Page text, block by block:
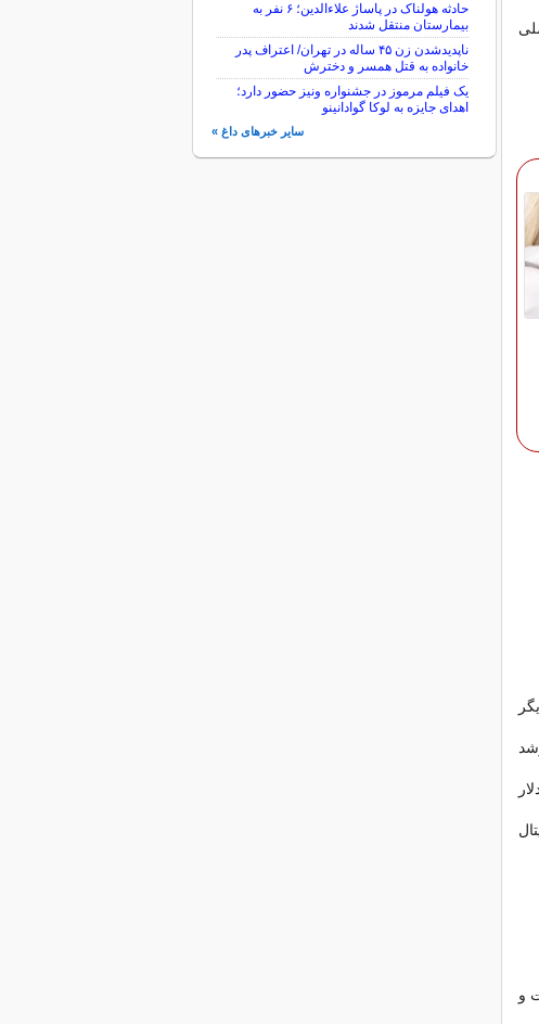
۳۱ میلیارد دلار
و
حادثه هولناک در پاساژ علاءالدین؛ ۶ نفر به
بیمارستان منتقل شدند
ناپدیدشدن زن ۴۵ ساله در تهران/ اعتراف پدر
خانواده به قتل همسر و دخترش
یک فیلم مرموز در جشنواره ونیز حضور دارد؛
اهدای جایزه به لوکا گوادانینو
سایر خبرهای داغ »